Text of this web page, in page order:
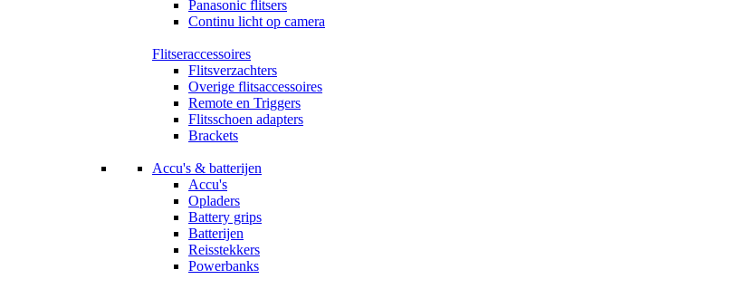
Panasonic flitsers
Continu licht op camera
Flitseraccessoires
Flitsverzachters
Overige flitsaccessoires
Remote en Triggers
Flitsschoen adapters
Brackets
Accu's & batterijen
Accu's
Opladers
Battery grips
Batterijen
Reisstekkers
Powerbanks